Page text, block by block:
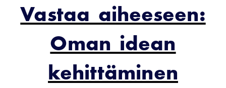
Vastaa aiheeseen:
Oman idean
kehittäminen